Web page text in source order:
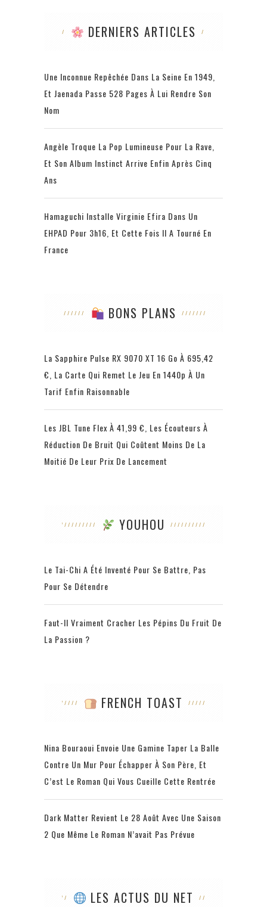
DERNIERS ARTICLES
Une Inconnue Repêchée Dans La Seine En 1949,
Et Jaenada Passe 528 Pages À Lui Rendre Son
Nom
Angèle Troque La Pop Lumineuse Pour La Rave,
Et Son Album Instinct Arrive Enfin Après Cinq
Ans
Hamaguchi Installe Virginie Efira Dans Un
EHPAD Pour 3h16, Et Cette Fois Il A Tourné En
France
BONS PLANS
La Sapphire Pulse RX 9070 XT 16 Go À 695,42
€, La Carte Qui Remet Le Jeu En 1440p À Un
Tarif Enfin Raisonnable
Les JBL Tune Flex À 41,99 €, Les Écouteurs À
Réduction De Bruit Qui Coûtent Moins De La
Moitié De Leur Prix De Lancement
YOUHOU
Le Tai-Chi A Été Inventé Pour Se Battre, Pas
Pour Se Détendre
Faut-Il Vraiment Cracher Les Pépins Du Fruit De
La Passion ?
FRENCH TOAST
Nina Bouraoui Envoie Une Gamine Taper La Balle
Contre Un Mur Pour Échapper À Son Père, Et
C’est Le Roman Qui Vous Cueille Cette Rentrée
Dark Matter Revient Le 28 Août Avec Une Saison
2 Que Même Le Roman N’avait Pas Prévue
LES ACTUS DU NET